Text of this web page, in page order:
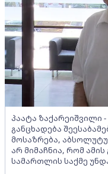
პაატა ზაქარეიშვილი
განცხადება
მოსაზრება,
არ მიმაჩნია, რომ
სამართლის საქმე